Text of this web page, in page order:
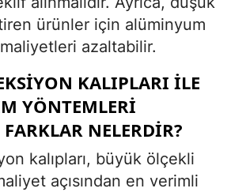
ürünler için alüminyum
maliyetleri azaltabilir.
KALIPLARI ILE
YÖNTEMLERI
NELERDIR?
kalıpları, büyük ölçekli
açısından en verimli